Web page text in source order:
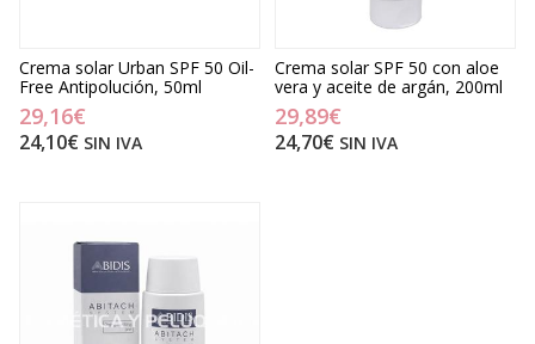
Crema solar Urban SPF 50 Oil-
Free Antipolución, 50ml
29,16€
24,10€ SIN IVA
Crema solar SPF 50 con aloe
vera y aceite de argán, 200ml
29,89€
24,70€ SIN IVA